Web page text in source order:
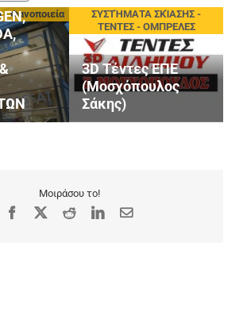
- Φανοποιεία
ΣΥΣΤΉΜΑΤΑ ΣΚΊΑΣΗΣ -
ΤΕΝΤΕΣ - ΟΜΠΡΕΛΕΣ
3D Τέντες ΕΠΕ
(Μοσχόπουλος
Σάκης)
Μοιράσου το!
Facebook RedditLinkedIn
Email